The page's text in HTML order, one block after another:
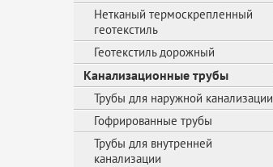
Нетканый термоскрепленный
геотекстиль
Геотекстиль дорожный
Канализационные трубы
Трубы для наружной канализации
Гофрированные трубы
Трубы для внутренней
канализации